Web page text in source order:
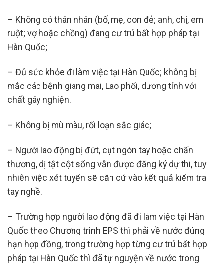
– Không có thân nhân (bố, mẹ, con đẻ; anh, chị, em
ruột; vợ hoặc chồng) đang cư trú bất hợp pháp tại
Hàn Quốc;
– Đủ sức khỏe đi làm việc tại Hàn Quốc; không bị
mắc các bệnh giang mai, Lao phổi, dương tính với
chất gây nghiện.
– Không bị mù màu, rối loạn sắc giác;
– Người lao động bị đứt, cụt ngón tay hoặc chấn
thương, dị tật cột sống vẫn được đăng ký dự thi, tuy
nhiên việc xét tuyển sẽ căn cứ vào kết quả kiểm tra
tay nghề.
– Trường hợp người lao động đã đi làm việc tại Hàn
Quốc theo Chương trình EPS thì phải về nước đúng
hạn hợp đồng, trong trường hợp từng cư trú bất hợp
pháp tại Hàn Quốc thì đã tự nguyện về nước trong